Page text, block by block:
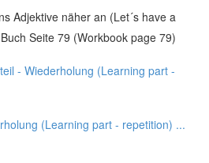
Adjektive näher an (Let´s have a
Seite 79 (Workbook page 79)
- Wiederholung (Learning part -
(Learning part - repetition) ...